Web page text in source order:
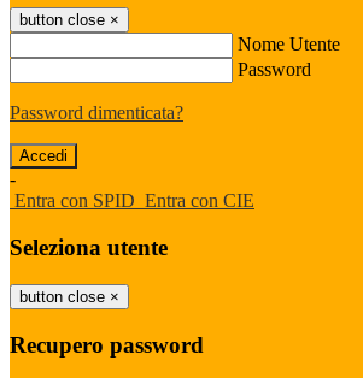
button close ×
Nome Utente
Password
Password dimenticata?
-
Entra con SPID Entra con CIE
Seleziona utente
button close ×
Recupero password